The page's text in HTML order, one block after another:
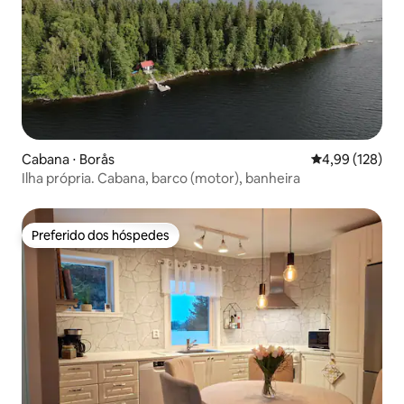
Cabana ⋅ Borås 4,99 de uma
4,99 (128)
Ilha própria. Cabana, barco (motor), banheira
Preferido dos hóspedes
Preferido dos hóspedes